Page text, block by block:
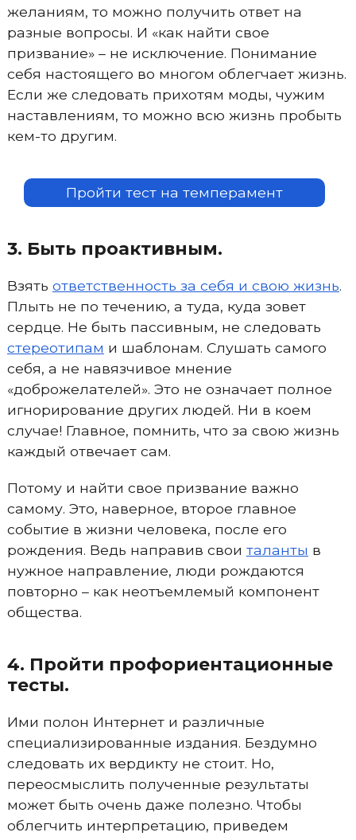
желаниям, то можно получить ответ на
разные вопросы. И «как найти свое
призвание» – не исключение. Понимание
себя настоящего во многом облегчает жизнь.
Если же следовать прихотям моды, чужим
наставлениям, то можно всю жизнь пробыть
кем-то другим.
Пройти тест на темперамент
3. Быть проактивным.
Взять ответственность за себя и свою жизнь.
Плыть не по течению, а туда, куда зовет
сердце. Не быть пассивным, не следовать
стереотипам и шаблонам. Слушать самого
себя, а не навязчивое мнение
«доброжелателей». Это не означает полное
игнорирование других людей. Ни в коем
случае! Главное, помнить, что за свою жизнь
каждый отвечает сам.
Потому и найти свое призвание важно
самому. Это, наверное, второе главное
событие в жизни человека, после его
рождения. Ведь направив свои таланты в
нужное направление, люди рождаются
повторно – как неотъемлемый компонент
общества.
4. Пройти профориентационные
тесты.
Ими полон Интернет и различные
специализированные издания. Бездумно
следовать их вердикту не стоит. Но,
переосмыслить полученные результаты
может быть очень даже полезно. Чтобы
облегчить интерпретацию, приведем